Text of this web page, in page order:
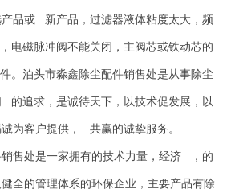
品或 新产品，过滤器液体粘度太大，频
电磁脉冲阀不能关闭，主阀芯或铁动芯的
。泊头市淼鑫除尘配件销售处是从事除尘
的追求，是诚待天下，以技术促发展，以
为客户提供， 共赢的诚挚服务。
售处是一家拥有的技术力量，经济 ，的
全的管理体系的环保企业，主要产品有除